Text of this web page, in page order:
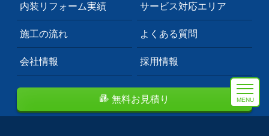
MENU
内装リフォーム実績 サービス対応エリア
施工の流れ よくある質問
会社情報 採用情報
無料お見積り